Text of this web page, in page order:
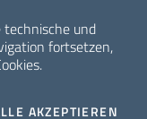
und
fortsetzen,
AKZEPTIEREN